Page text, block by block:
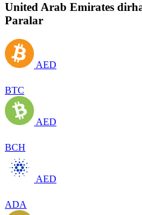
United Arab Emirates
Paralar
AED
BTC
AED
BCH
AED
ADA